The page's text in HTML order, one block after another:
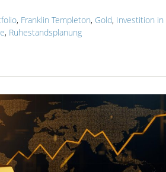
, Franklin Templeton, Gold, Investition in
, Ruhestandsplanung